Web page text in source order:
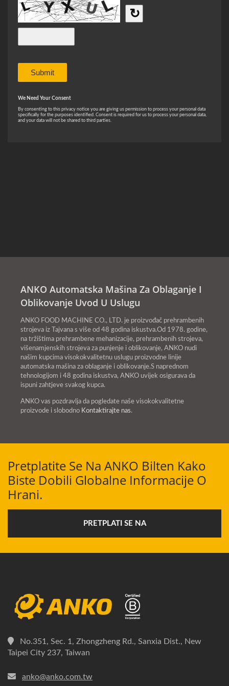
ANKO Automatska Mašina Za Oblaganje I
Oblikovanje Uvod U Uslugu
ANKO FOOD MACHINE CO., LTD. je proizvođač prehrambenih
strojeva iz Tajvana s više od 48 godina iskustva.Od 1978. godine,
na tržištima prehrambene mehanizacije, prehrambenih strojeva,
višenamjenskih strojeva za punjenje i oblikovanje, ANKO nudi
našim kupcima visokokvalitetnu uslugu proizvodne linije
automatska mašina za oblaganje i oblikovanje.S naprednom
tehnologijom i 48 godina iskustva, ANKO uvijek osigurava da
ispuni zahtjeve svakog kupca.
ANKO vas pozdravlja da pogledate naše visokokvalitetne
proizvode i slobodno Kontaktirajte nas.
Pretplatite Se Na ANKO Bilten Kako
Biste Dobili Globalne Informacije O
Hrani.
PRETPLATI SE NA
No.351, Sec. 1, Zhongzheng Rd., Sanxia Dist., New
Taipei City 237, Taiwan
anko@anko.com.tw